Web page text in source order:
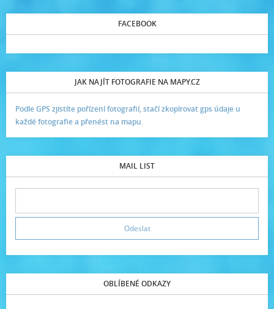
FACEBOOK
JAK NAJÍT FOTOGRAFIE NA MAPY.CZ
Podle GPS zjistíte pořízení fotografií, stačí zkopírovat gps údaje u
každé fotografie a přenést na mapu.
MAIL LIST
OBLÍBENÉ ODKAZY